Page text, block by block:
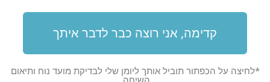
קדימה, אני רוצה כבר לדבר איתך
*לחיצה על הכפתור תוביל אותך ליומן שלי לבדיקת מועד נוח ותיאום
השיחה.